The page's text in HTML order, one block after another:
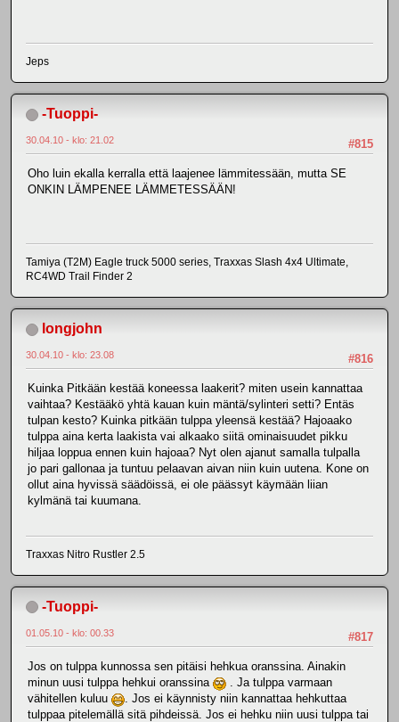
Jeps
-Tuoppi-
#815
30.04.10 - klo: 21.02
Oho luin ekalla kerralla että laajenee lämmitessään, mutta SE
ONKIN LÄMPENEE LÄMMETESSÄÄN!
Tamiya (T2M) Eagle truck 5000 series, Traxxas Slash 4x4 Ultimate,
RC4WD Trail Finder 2
longjohn
#816
30.04.10 - klo: 23.08
Kuinka Pitkään kestää koneessa laakerit? miten usein kannattaa
vaihtaa? Kestääkö yhtä kauan kuin mäntä/sylinteri setti? Entäs
tulpan kesto? Kuinka pitkään tulppa yleensä kestää? Hajoaako
tulppa aina kerta laakista vai alkaako siitä ominaisuudet pikku
hiljaa loppua ennen kuin hajoaa? Nyt olen ajanut samalla tulpalla
jo pari gallonaa ja tuntuu pelaavan aivan niin kuin uutena. Kone on
ollut aina hyvissä säädöissä, ei ole päässyt käymään liian
kylmänä tai kuumana.
Traxxas Nitro Rustler 2.5
-Tuoppi-
#817
01.05.10 - klo: 00.33
Jos on tulppa kunnossa sen pitäisi hehkua oranssina. Ainakin
minun uusi tulppa hehkui oranssina
. Ja tulppa varmaan
vähitellen kuluu
. Jos ei käynnisty niin kannattaa hehkuttaa
tulppaa pitelemällä sitä pihdeissä. Jos ei hehku niin uusi tulppa tai